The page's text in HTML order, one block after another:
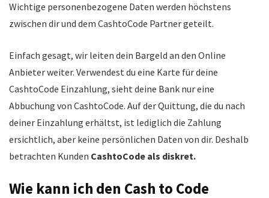
Wichtige personenbezogene Daten werden höchstens
zwischen dir und dem CashtoCode Partner geteilt.
Einfach gesagt, wir leiten dein Bargeld an den Online
Anbieter weiter. Verwendest du eine Karte für deine
CashtoCode Einzahlung, sieht deine Bank nur eine
Abbuchung von CashtoCode. Auf der Quittung, die du nach
deiner Einzahlung erhältst, ist lediglich die Zahlung
ersichtlich, aber keine persönlichen Daten von dir. Deshalb
betrachten Kunden CashtoCode als diskret.
Wie kann ich den Cash to Code